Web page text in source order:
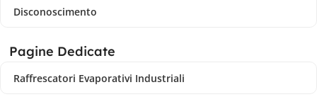
Disconoscimento
Pagine Dedicate
Raffrescatori Evaporativi Industriali